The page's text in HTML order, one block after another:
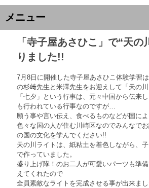
メニュー
「寺子屋あさひこ」で“天の
りました!!
7月8日に開催した寺子屋あさひこ体験学習
の杉﨑先生と米澤先生をお迎えして「天の川
「七夕」という行事は、元々中国から伝来
も行われている行事なのですが…
願う事や言い伝え、食べるものなどが国によ
色々な国の人が住む川崎区なのでみんなで
の国の文化を学んでください!!
天の川ライトは、紙粘土を着色しながら、
で作っていました。
盛り上げ隊！のお二人が可愛いパーツも準
えてくれたので
全員素敵なライトを完成させる事が出来ま